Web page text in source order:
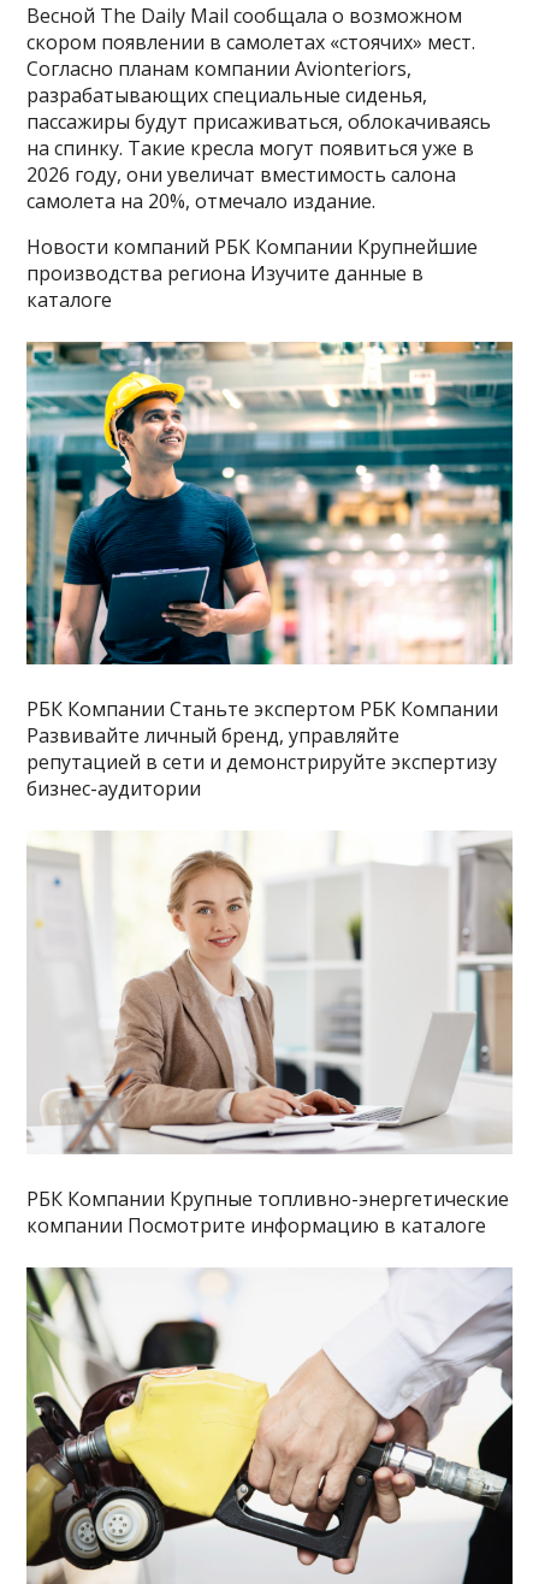
Весной The Daily Mail сообщала о возможном
скором появлении в самолетах «стоячих» мест.
Согласно планам компании Avionteriors,
разрабатывающих специальные сиденья,
пассажиры будут присаживаться, облокачиваясь
на спинку. Такие кресла могут появиться уже в
2026 году, они увеличат вместимость салона
самолета на 20%, отмечало издание.
Новости компаний РБК Компании Крупнейшие
производства региона Изучите данные в
каталоге
РБК Компании Станьте экспертом РБК Компании
Развивайте личный бренд, управляйте
репутацией в сети и демонстрируйте экспертизу
бизнес-аудитории
РБК Компании Крупные топливно-энергетические
компании Посмотрите информацию в каталоге